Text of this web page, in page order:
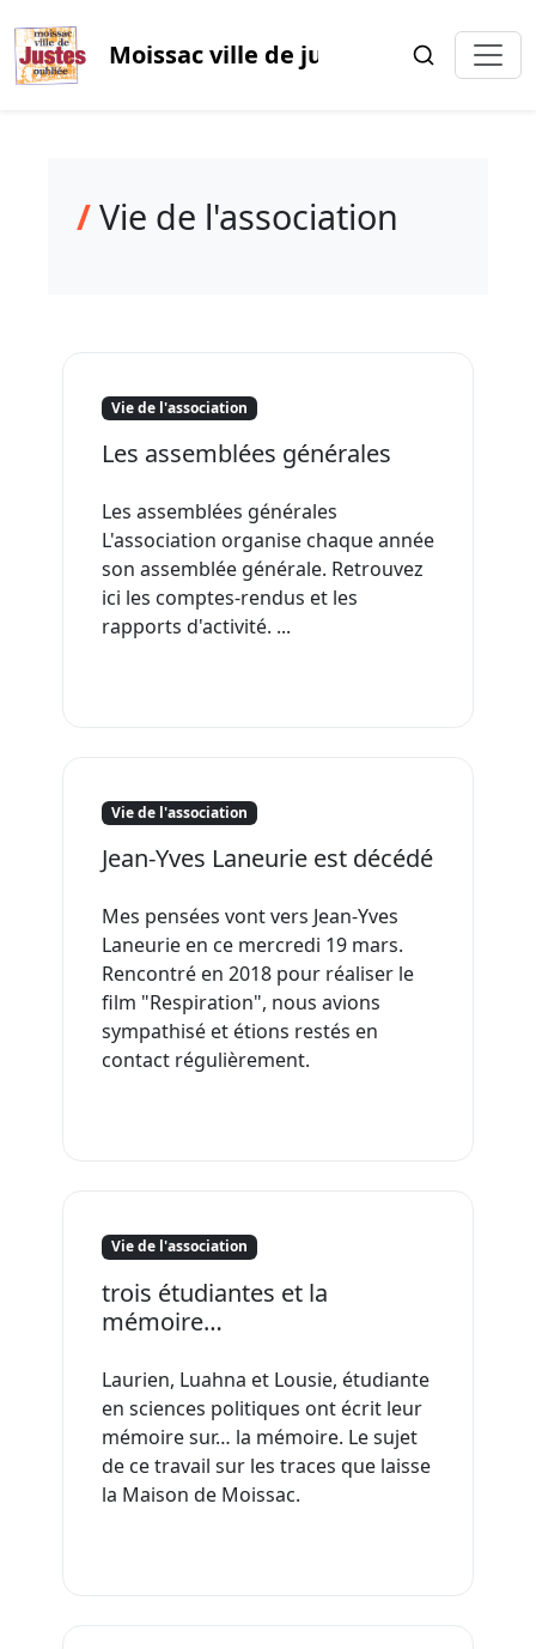
Moissac ville de justes oubliée
/Vie de l'association
Vie de l'association
Les assemblées générales
Les assemblées générales
L'association organise chaque année
son assemblée générale. Retrouvez
ici les comptes-rendus et les
rapports d'activité. ...
Vie de l'association
Jean-Yves Laneurie est décédé
Mes pensées vont vers Jean-Yves
Laneurie en ce mercredi 19 mars.
Rencontré en 2018 pour réaliser le
film "Respiration", nous avions
sympathisé et étions restés en
contact régulièrement.
Vie de l'association
trois étudiantes et la
mémoire…
Laurien, Luahna et Lousie, étudiante
en sciences politiques ont écrit leur
mémoire sur… la mémoire. Le sujet
de ce travail sur les traces que laisse
la Maison de Moissac.